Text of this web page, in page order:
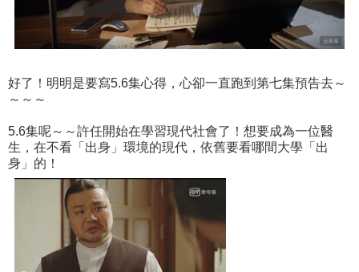
好了！明明是要寫5.6集心得，心卻一直跑到第七集預告去～
～～～
5.6集呢～～許任開始在學習現代社會了！想要成為一位醫
生，在不看「出身」環境的現代，依舊要看哪間大學「出
身」的！